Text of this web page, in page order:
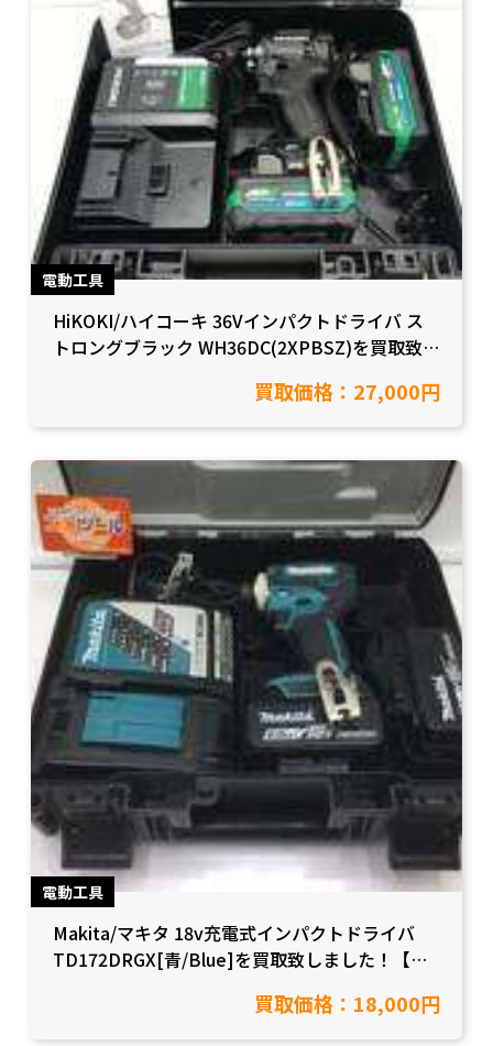
電動工具
HiKOKI/ハイコーキ 36Vインパクトドライバ ス
トロングブラック WH36DC(2XPBSZ)を買取致し
買取価格：27,000円
電動工具
Makita/マキタ 18v充電式インパクトドライバ
TD172DRGX[青/Blue]を買取致しました！【愛
買取価格：18,000円